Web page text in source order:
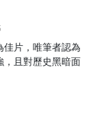
佳片，唯筆者認為
，且對歷史黑暗面